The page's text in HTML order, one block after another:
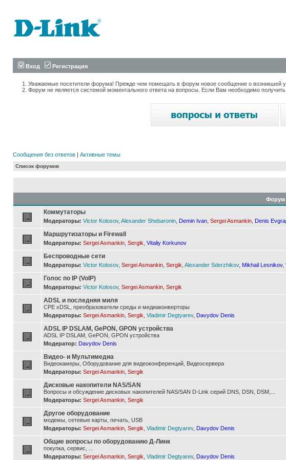
Вход Регистрация
Уважаемые посетители форума! Прежде чем помещать в форум новое сообщение о возникшей
Форум не является системой моментального ответа на вопросы. Если Вам необходимо
Сообщения без ответов | Активные темы
Список форумов
Форум
Коммутаторы
Модераторы: Victor Kolosov, Alexander Shebaronin Demin Ivan Sergei Asmankin Denis
Маршрутизаторы и Firewall
Модераторы: Sergei Asmankin Sergik Vitaliy Korkunov
Беспроводные сети
Модераторы: Victor Kolosov, Sergei Asmankin Sergik Alexander Sderzhikov, Mikhail Lesnikov,
Голос по IP (VoIP)
Модераторы: Victor Kolosov, Sergei Asmankin Sergik
ADSL и последняя миля
CPE xDSL, преобразователи среды и медиаконверторы
Модераторы: Sergei Asmankin Sergik Vladimir Degtyarev, Davydov Denis
ADSL IP DSLAM, GePON, GPON устройства
ADSL IP DSLAM, GePON, GPON устройства
Модератор: Davydov Denis
Видео- и Мультимедиа
Видеокамеры, Оборудование для видеоконференций, Видеосервера
Модераторы: Sergei Asmankin Sergik
Дисковые накопители NAS/SAN
Вопросы и обсуждение дисковых накопителей NAS/SAN D-Link серий DNS, DSN, DSM,...
Модераторы: Sergei Asmankin Sergik
Другое оборудование
модемы, сетевые карты, печать, USB
Модераторы: Sergei Asmankin Sergik Vladimir Degtyarev, Davydov Denis
Общие вопросы по оборудованию Д-Линк
покупка, сервис, ...
Модераторы: Sergei Asmankin Sergik Vladimir Degtyarev, Davydov Denis